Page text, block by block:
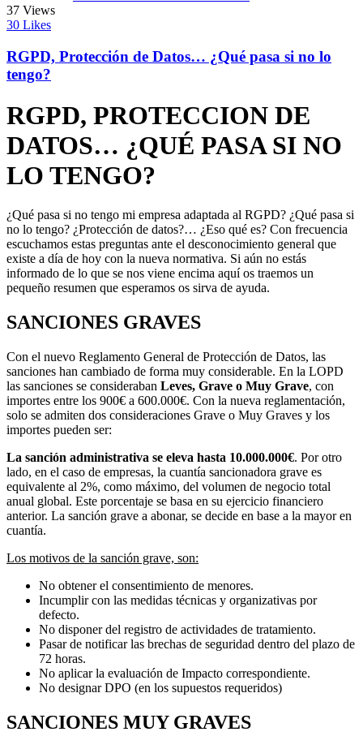
37 Views
30 Likes
RGPD, Protección de Datos… ¿Qué pasa si no lo
tengo?
RGPD, PROTECCION DE
DATOS… ¿QUÉ PASA SI NO
LO TENGO?
¿Qué pasa si no tengo mi empresa adaptada al RGPD? ¿Qué pasa si
no lo tengo? ¿Protección de datos?… ¿Eso qué es? Con frecuencia
escuchamos estas preguntas ante el desconocimiento general que
existe a día de hoy con la nueva normativa. Si aún no estás
informado de lo que se nos viene encima aquí os traemos un
pequeño resumen que esperamos os sirva de ayuda.
SANCIONES GRAVES
Con el nuevo Reglamento General de Protección de Datos, las
sanciones han cambiado de forma muy considerable. En la LOPD
las sanciones se consideraban Leves, Grave o Muy Grave, con
importes entre los 900€ a 600.000€. Con la nueva reglamentación,
solo se admiten dos consideraciones Grave o Muy Graves y los
importes pueden ser:
La sanción administrativa se eleva hasta 10.000.000€. Por otro
lado, en el caso de empresas, la cuantía sancionadora grave es
equivalente al 2%, como máximo, del volumen de negocio total
anual global. Este porcentaje se basa en su ejercicio financiero
anterior. La sanción grave a abonar, se decide en base a la mayor en
cuantía.
Los motivos de la sanción grave, son:
No obtener el consentimiento de menores.
Incumplir con las medidas técnicas y organizativas por
defecto.
No disponer del registro de actividades de tratamiento.
Pasar de notificar las brechas de seguridad dentro del plazo de
72 horas.
No aplicar la evaluación de Impacto correspondiente.
No designar DPO (en los supuestos requeridos)
SANCIONES MUY GRAVES